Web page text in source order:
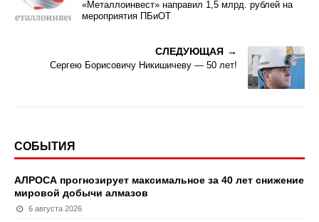
«Металлоинвест» направил 1,5 млрд. рублей на
мероприятия ПБиОТ
СЛЕДУЮЩАЯ
Сергею Борисовичу Никишичеву — 50 лет!
СОБЫТИЯ
АЛРОСА прогнозирует максимальное за 40 лет снижение
мировой добычи алмазов
6 августа 2026